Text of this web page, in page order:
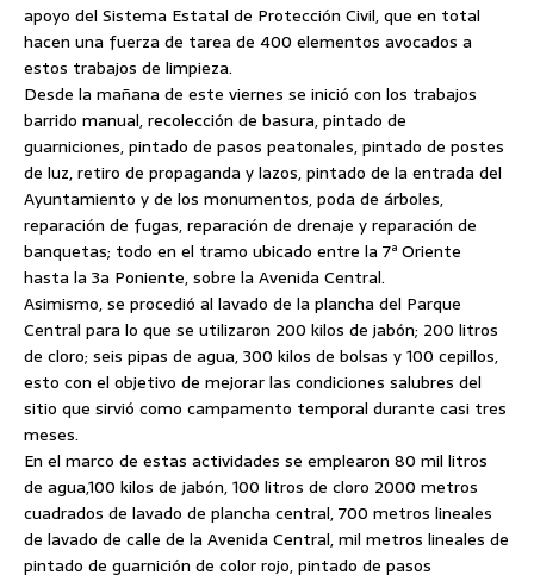
apoyo del Sistema Estatal de Protección Civil, que en total
hacen una fuerza de tarea de 400 elementos avocados a
estos trabajos de limpieza.
Desde la mañana de este viernes se inició con los trabajos
barrido manual, recolección de basura, pintado de
guarniciones, pintado de pasos peatonales, pintado de postes
de luz, retiro de propaganda y lazos, pintado de la entrada del
Ayuntamiento y de los monumentos, poda de árboles,
reparación de fugas, reparación de drenaje y reparación de
banquetas; todo en el tramo ubicado entre la 7ª Oriente
hasta la 3a Poniente, sobre la Avenida Central.
Asimismo, se procedió al lavado de la plancha del Parque
Central para lo que se utilizaron 200 kilos de jabón; 200 litros
de cloro; seis pipas de agua, 300 kilos de bolsas y 100 cepillos,
esto con el objetivo de mejorar las condiciones salubres del
sitio que sirvió como campamento temporal durante casi tres
meses.
En el marco de estas actividades se emplearon 80 mil litros
de agua,100 kilos de jabón, 100 litros de cloro 2000 metros
cuadrados de lavado de plancha central, 700 metros lineales
de lavado de calle de la Avenida Central, mil metros lineales de
pintado de guarnición de color rojo, pintado de pasos